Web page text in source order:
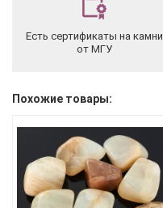
Есть сертификаты на камни
от МГУ
Похожие товары: